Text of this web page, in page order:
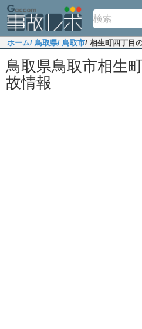
ホーム/ 鳥取県/ 鳥取市/ 相生町四丁目
鳥取県鳥取市相生
故情報